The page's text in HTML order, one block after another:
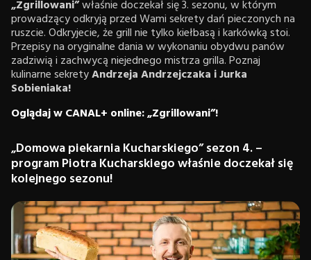
„Zgrillowani”właśnie doczekał się 3. sezonu, w którym
prowadzący odkryją przed Wami sekrety dań pieczonych na
ruszcie. Odkryjecie, że grill nie tylko kiełbasą i karkówką stoi.
Przepisy na oryginalne dania w wykonaniu obydwu panów
zadziwią i zachwycą niejednego mistrza grilla. Poznaj
kulinarne sekretyAndrzeja Andrzejczaka i Jurka
Sobieniaka!
Oglądaj w CANAL+ online: „Zgrillowani”!
„Domowa piekarnia Kucharskiego” sezon 4. –
program Piotra Kucharskiego właśnie doczekał się
kolejnego sezonu!